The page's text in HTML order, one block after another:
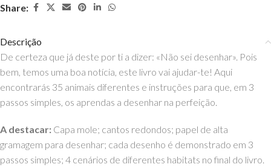
Share:
Descrição
De certeza que já deste por ti a dizer: «Não sei desenhar». Pois
bem, temos uma boa notícia, este livro vai ajudar-te! Aqui
encontrarás 35 animais diferentes e instruções para que, em 3
passos simples, os aprendas a desenhar na perfeição.
A destacar: Capa mole; cantos redondos; papel de alta
gramagem para desenhar; cada desenho é demonstrado em 3
passos simples; 4 cenários de diferentes habitats no final do livro.